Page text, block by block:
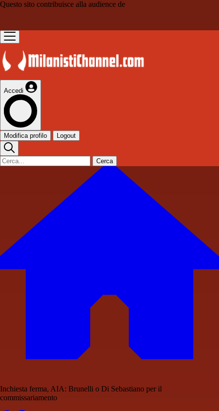
Questo sito contribuisce alla audience de
Accedi
Modifica profilo Logout
Cerca
Inchiesta ferma, AIA: Brunelli o Di Sebastiano per il
commissariamento